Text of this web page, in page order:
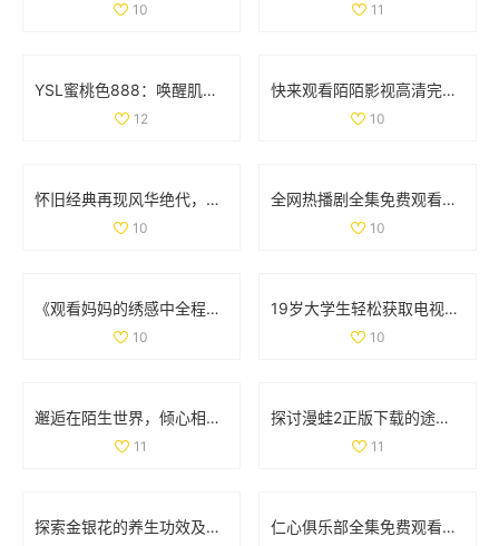
10 11
YSL蜜桃色888：唤醒肌肤活力的完美唇膏体验
12
快来观看陌陌影视高清完整版，让您尽享精彩影片体验
10
怀旧经典再现风华绝代，重拾1993年辉煌盛世回忆
10
全网热播剧全集免费观看下载攻略，轻松享受精彩剧情之旅
10
《观看妈妈的绣感中全程免费看，带你了解刺绣之美》
10
19岁大学生轻松获取电视剧免费观看软件的秘密分享
10
邂逅在陌生世界，倾心相随的奇幻爱情旅程
11
探讨漫蛙2正版下载的途径与注意事项以确保安全畅享游戏体验
11
探索金银花的养生功效及其在治疗中的应用价值 仁心俱乐部全集免费观看，畅享精彩内容与感人故事